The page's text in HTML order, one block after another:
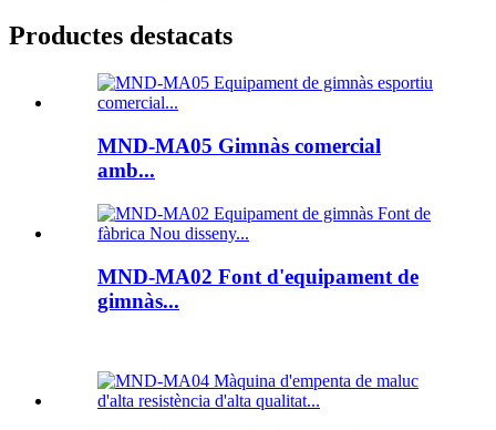
Productes destacats
MND-MA05 Gimnàs comercial
amb...
MND-MA02 Font d'equipament de
gimnàs...